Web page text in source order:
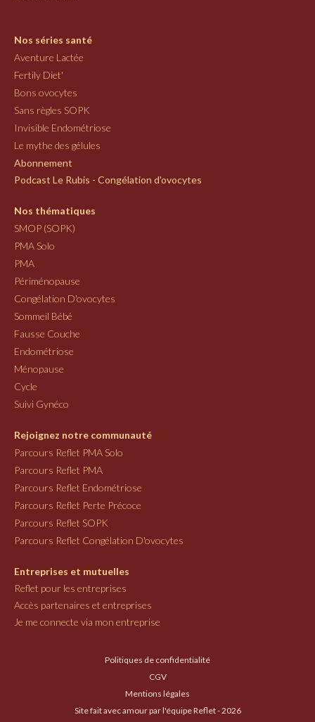
Nos séries santé
Aventure Lactée
Fertily Diet'
Bons ovocytes
Sans règles SOPK
Invisible Endométriose
Le mythe des gélules
Abonnement
Podcast Le Rubis - Congélation d'ovocytes
Nos thématiques
SMOP (SOPK)
PMA Solo
PMA
Périménopause
Congélation D'ovocytes
Sommeil Bébé
Fausse Couche
Endométriose
Ménopause
Cycle
Suivi Gynéco
Rejoignez notre communauté
Parcours Reflet PMA Solo
Parcours Reflet PMA
Parcours Reflet Endométriose
Parcours Reflet Perte Précoce
Parcours Reflet SOPK
Parcours Reflet Congélation D'ovocytes
Entreprises et mutuelles
Reflet pour les entreprises
Accès partenaires et entreprises
Je me connecte via mon entreprise
Politiques de confidentialité
CGV
Mentions légales
Site fait avec amour par l'équipe Reflet - 2026